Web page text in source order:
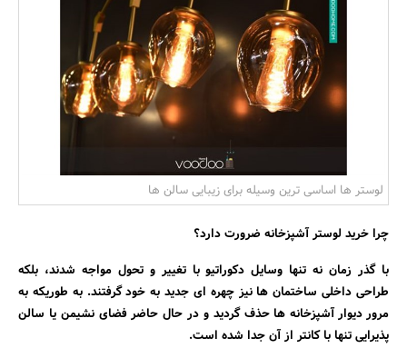
بانک، بیمه و سرمایه
مسکن و ساختمان
لوستر ها اساسی ترین وسیله برای زیبایی سالن ها
چرا خرید لوستر آشپزخانه ضرورت دارد؟
با گذر زمان نه تنها وسایل دکوراتیو با تغییر و تحول مواجه شدند، بلکه
طراحی داخلی ساختمان ها نیز چهره ای جدید به خود گرفتند. به طوریکه به
مرور دیوار آشپزخانه ها حذف گردید و در حال حاضر فضای نشیمن یا سالن
پذیرایی تنها با کانتر از آن جدا شده است.